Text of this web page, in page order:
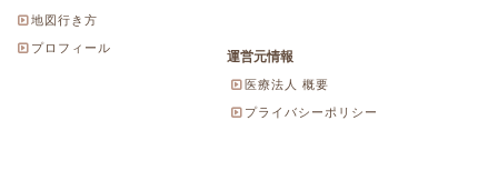
地図行き方
プロフィール
運営元情報
医療法人 概要
プライバシーポリシー